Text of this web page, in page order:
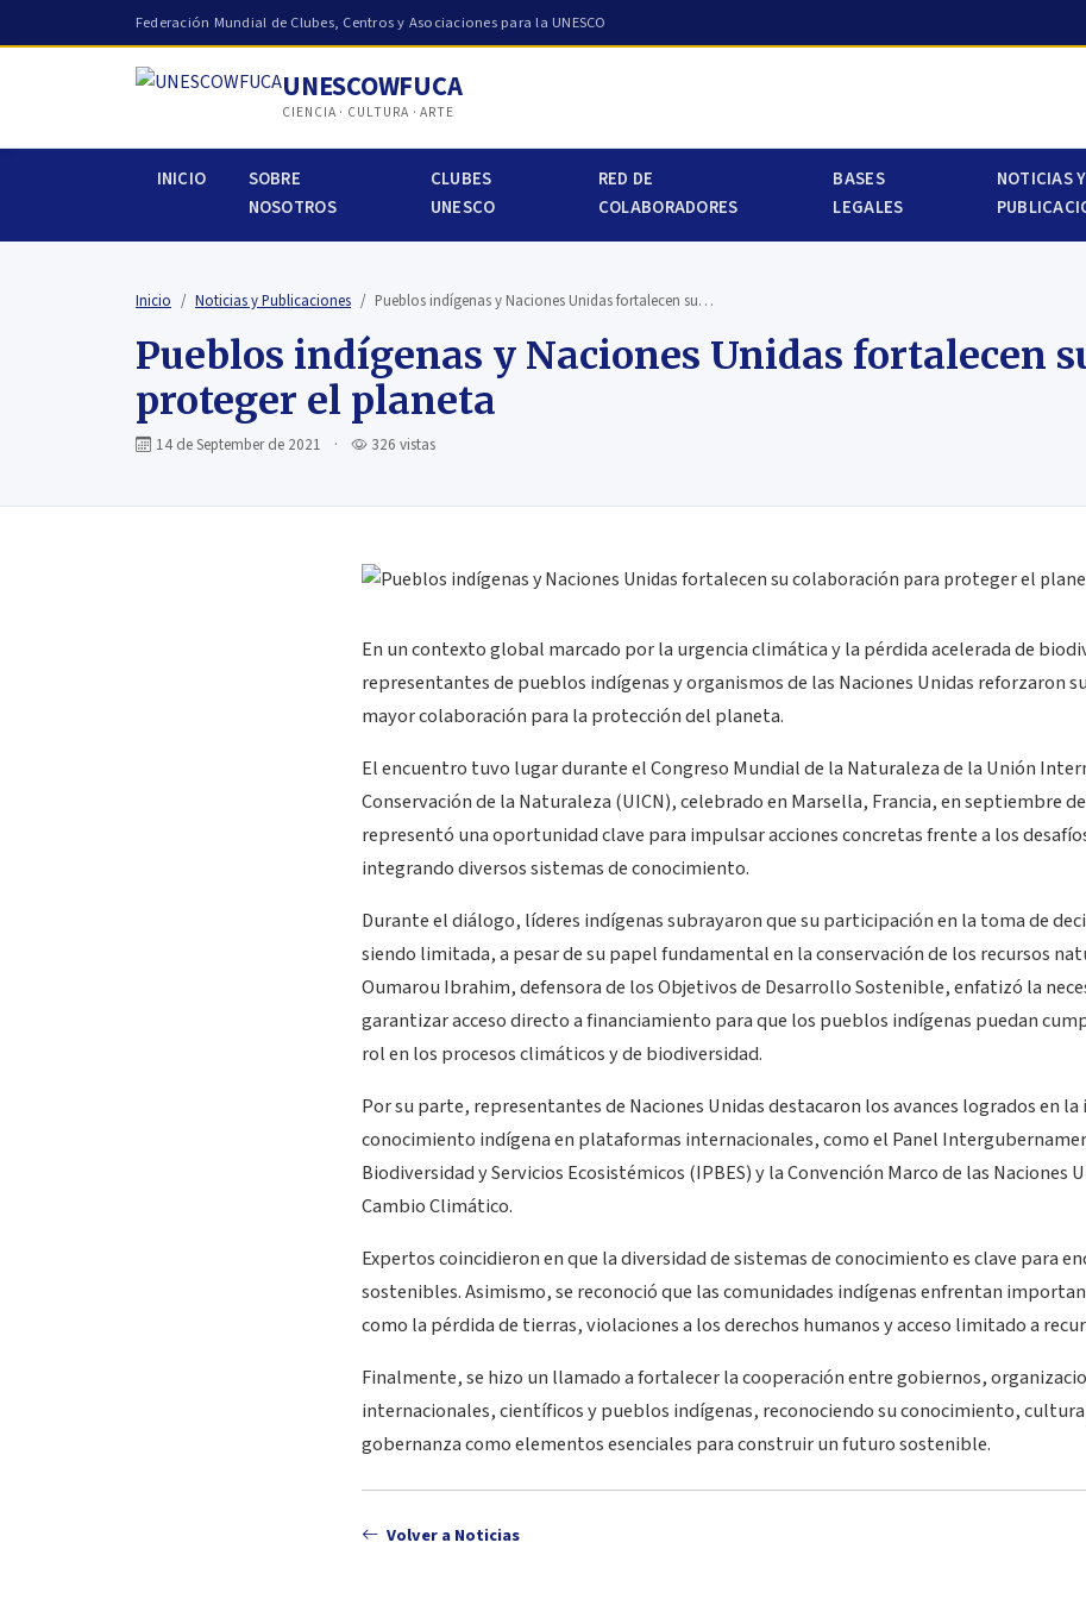
Federación Mundial de Clubes, Centros y Asociaciones para la UNESCO
UNESCOWFUCA
CIENCIA · CULTURA · ARTE
INICIO
SOBRE
NOSOTROS
CLUBES
UNESCO
RED DE
COLABORADORES
BASES
LEGALES
NOTICIAS Y
Inicio Noticias y Publicaciones Pueblos indígenas y Naciones Unidas fortalecen su…
Pueblos indígenas y Naciones Unidas fortalecen
proteger el planeta
14 de September de 2021 · 326 vistas
En un contexto global marcado por la urgencia climática y la pérdida acelerada de
representantes de pueblos indígenas y organismos de las Naciones Unidas reforzaron
mayor colaboración para la protección del planeta.
El encuentro tuvo lugar durante el Congreso Mundial de la Naturaleza de la Unión
Conservación de la Naturaleza (UICN), celebrado en Marsella, Francia, en septiembre
representó una oportunidad clave para impulsar acciones concretas frente a los
integrando diversos sistemas de conocimiento.
Durante el diálogo, líderes indígenas subrayaron que su participación en la toma de
siendo limitada, a pesar de su papel fundamental en la conservación de los recursos
Oumarou Ibrahim, defensora de los Objetivos de Desarrollo Sostenible, enfatizó la
garantizar acceso directo a financiamiento para que los pueblos indígenas puedan
rol en los procesos climáticos y de biodiversidad.
Por su parte, representantes de Naciones Unidas destacaron los avances logrados en
conocimiento indígena en plataformas internacionales, como el Panel
Biodiversidad y Servicios Ecosistémicos (IPBES) y la Convención Marco de las Naciones
Cambio Climático.
Expertos coincidieron en que la diversidad de sistemas de conocimiento es clave para
sostenibles. Asimismo, se reconoció que las comunidades indígenas enfrentan
como la pérdida de tierras, violaciones a los derechos humanos y acceso limitado a
Finalmente, se hizo un llamado a fortalecer la cooperación entre gobiernos,
internacionales, científicos y pueblos indígenas, reconociendo su conocimiento,
gobernanza como elementos esenciales para construir un futuro sostenible.
Volver a Noticias